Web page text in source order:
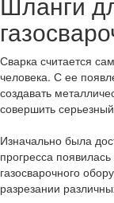
Сварка считается
человека. С ее
создавать
совершить
Изначально была
прогресса
газосварочного
разрезании